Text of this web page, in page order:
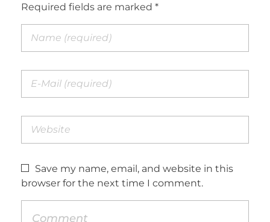
Required fields are marked *
Save my name, email, and website in this
browser for the next time I comment.